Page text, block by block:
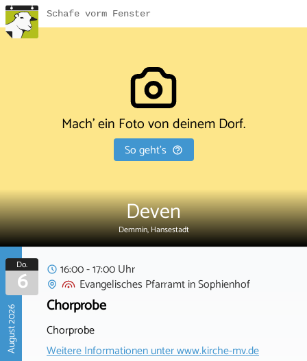
Schafe vorm Fenster
Mach' ein Foto von deinem Dorf.
So geht's
Deven
Demmin, Hansestadt
August 2026
Do.
6
16:00 - 17:00 Uhr
Evangelisches PfarramtinSophienhof
Chorprobe
Chorprobe
Weitere Informationen unterwww.kirche-mv.de